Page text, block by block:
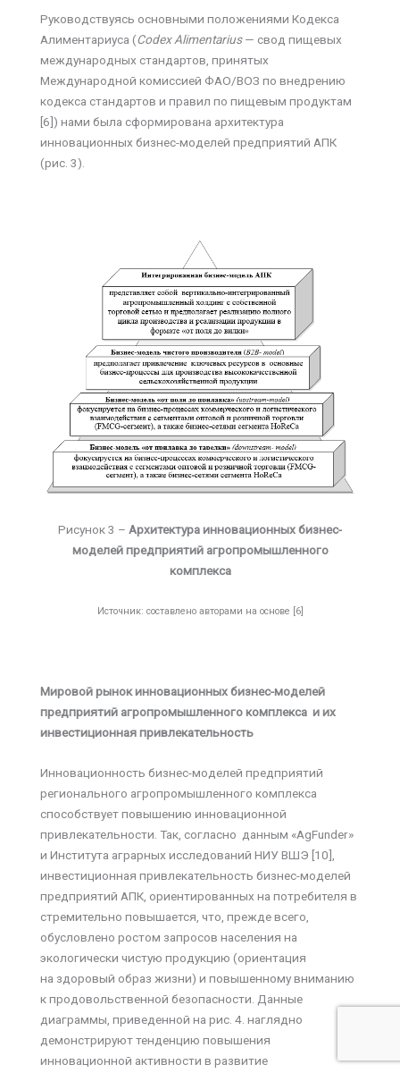
Руководствуясь основными положениями Кодекса
Алиментариуса (Codex Alimentarius— свод пищевых
международных стандартов, принятых
Международной комиссией ФАО/ВОЗ по внедрению
кодекса стандартов и правил по пищевым продуктам
[6]) нами была сформирована архитектура
инновационных бизнес-моделей предприятий АПК
(рис. 3).
Рисунок 3 – Архитектура инновационных бизнес-
моделей предприятий агропромышленного
комплекса
Источник: составлено авторами на основе [6]
Мировой рынок инновационных бизнес-моделей
предприятий агропромышленного комплекса и их
инвестиционная привлекательность
Инновационность бизнес-моделей предприятий
регионального агропромышленного комплекса
способствует повышению инновационной
привлекательности. Так, согласно данным «AgFunder»
и Института аграрных исследований НИУ ВШЭ [10],
инвестиционная привлекательность бизнес-моделей
предприятий АПК, ориентированных на потребителя в
стремительно повышается, что, прежде всего,
обусловлено ростом запросов населения на
экологически чистую продукцию (ориентация
на здоровый образ жизни) и повышенному вниманию
к продовольственной безопасности. Данные
диаграммы, приведенной на рис. 4. наглядно
демонстрируют тенденцию повышения
инновационной активности в развитие